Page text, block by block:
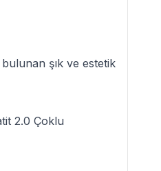
şık ve estetik
2.0 Çoklu